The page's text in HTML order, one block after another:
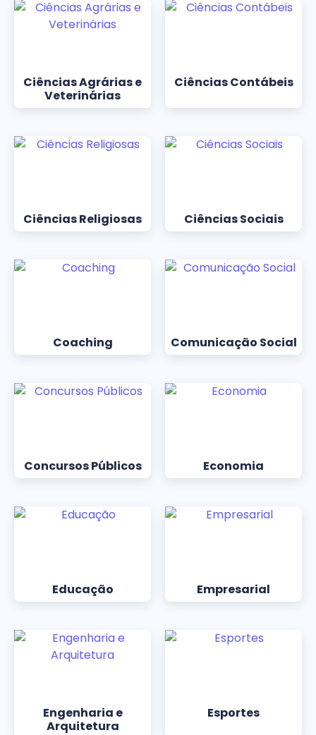
Ciências Agrárias e
Veterinárias
Ciências Contábeis
Ciências Religiosas Ciências Sociais
Coaching Comunicação Social
Concursos Públicos Economia
Educação Empresarial
Engenharia e
Arquitetura
Esportes